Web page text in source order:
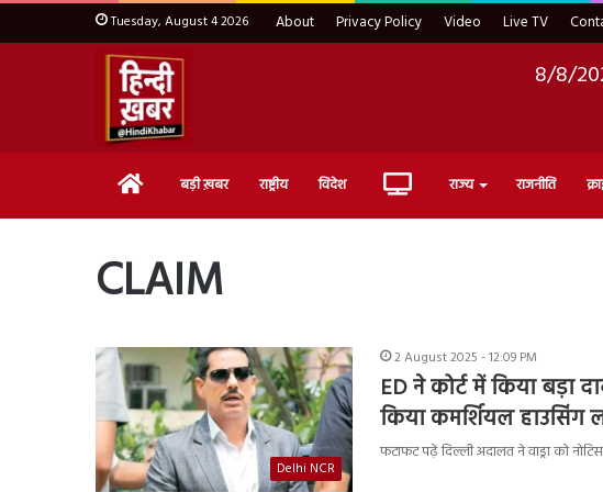
Tuesday, August 4 2026 About Privacy Policy Video Live TV
8/8/
Home बड़ी ख़बर राष्ट्रीय विदेश Live राज्य राजनीति
CLAIM
Delhi NCR
2 August 2025 - 12:09 PM
ED ने कोर्ट में किया बड़ा
किया कमर्शियल हाउसिंग
फटाफट पढ़ें दिल्ली अदालत ने वाड्रा को